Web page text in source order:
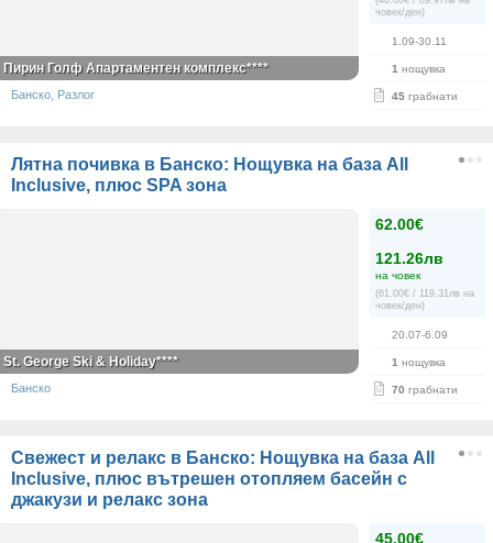
човек/ден)
1.09-30.11
1 нощувка
45 грабнати
Пирин Голф Апартаментен комплекс****
Банско, Разлог
Лятна почивка в Банско: Нощувка на база All
Inclusive, плюс SPA зона
62.00€
121.26лв
на човек
(61.00€ / 119.31лв на
човек/ден)
20.07-6.09
1 нощувка
70 грабнати
St. George Ski & Holiday****
Банско
Свежест и релакс в Банско: Нощувка на база All
Inclusive, плюс вътрешен отопляем басейн с
джакузи и релакс зона
45.00€